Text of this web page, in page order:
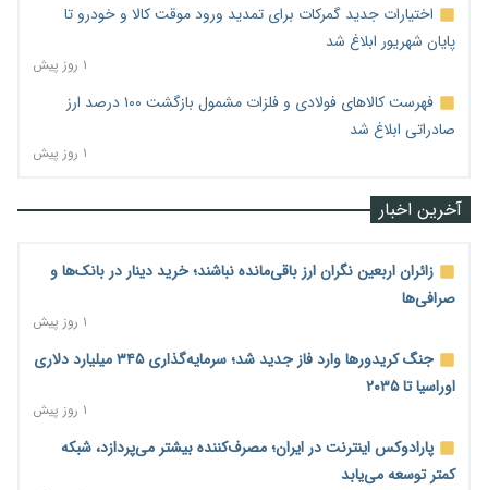
اختیارات جدید گمرکات برای تمدید ورود موقت کالا و خودرو تا
پایان شهریور ابلاغ شد
۱ روز پیش
فهرست کالاهای فولادی و فلزات مشمول بازگشت ۱۰۰ درصد ارز
صادراتی ابلاغ شد
۱ روز پیش
آخرین اخبار
زائران اربعین نگران ارز باقی‌مانده نباشند؛ خرید دینار در بانک‌ها و
صرافی‌ها
۱ روز پیش
جنگ کریدورها وارد فاز جدید شد؛ سرمایه‌گذاری ۳۴۵ میلیارد دلاری
اوراسیا تا ۲۰۳۵
۱ روز پیش
پارادوکس اینترنت در ایران؛ مصرف‌کننده بیشتر می‌پردازد، شبکه
کمتر توسعه می‌یابد